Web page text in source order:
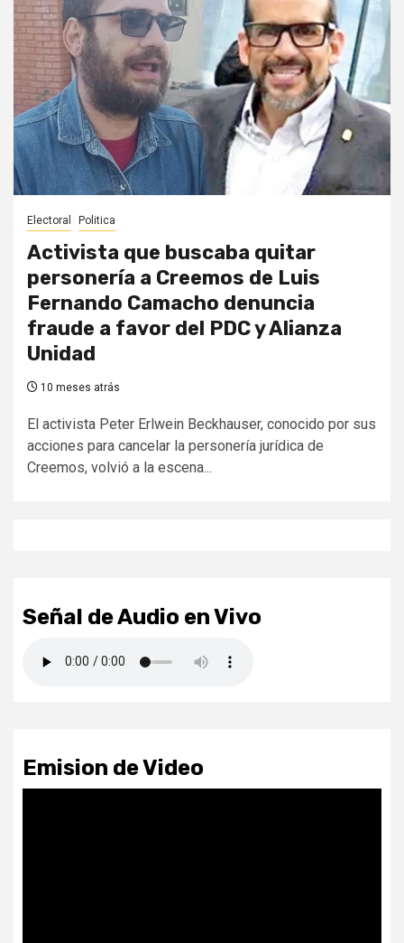
Electoral Politica
Activista que buscaba quitar
personería a Creemos de Luis
Fernando Camacho denuncia
fraude a favor del PDC y Alianza
Unidad
10 meses atrás
El activista Peter Erlwein Beckhauser, conocido por sus
acciones para cancelar la personería jurídica de
Creemos, volvió a la escena...
Señal de Audio en Vivo
Emision de Video